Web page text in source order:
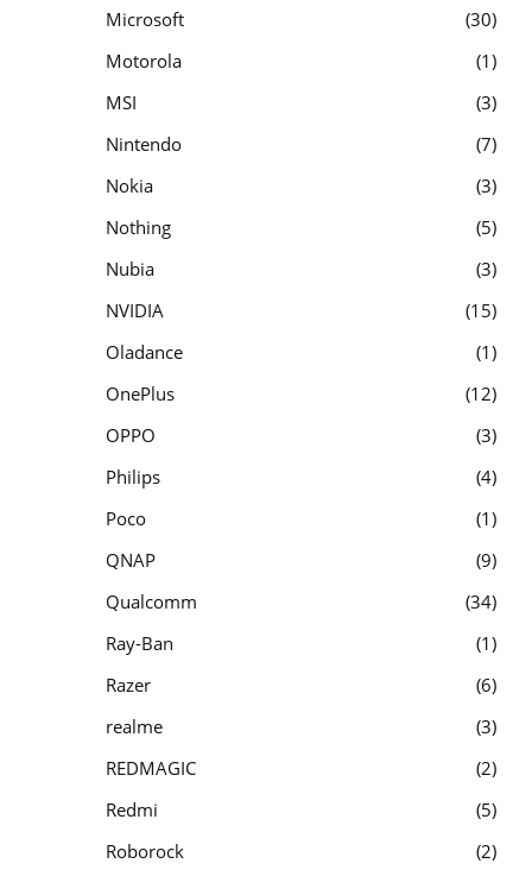
Microsoft
30
Motorola
1
MSI
3
Nintendo
7
Nokia
3
Nothing
5
Nubia
3
NVIDIA
15
Oladance
1
OnePlus
12
OPPO
3
Philips
4
Poco
1
QNAP
9
Qualcomm
34
Ray-Ban
1
Razer
6
realme
3
REDMAGIC
2
Redmi
5
Roborock
2